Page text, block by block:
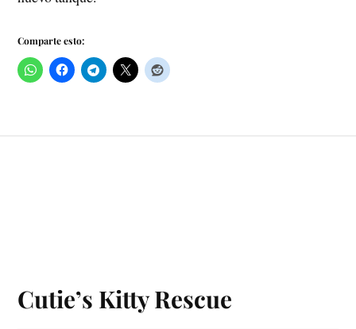
Comparte esto:
Cutie’s Kitty Rescue